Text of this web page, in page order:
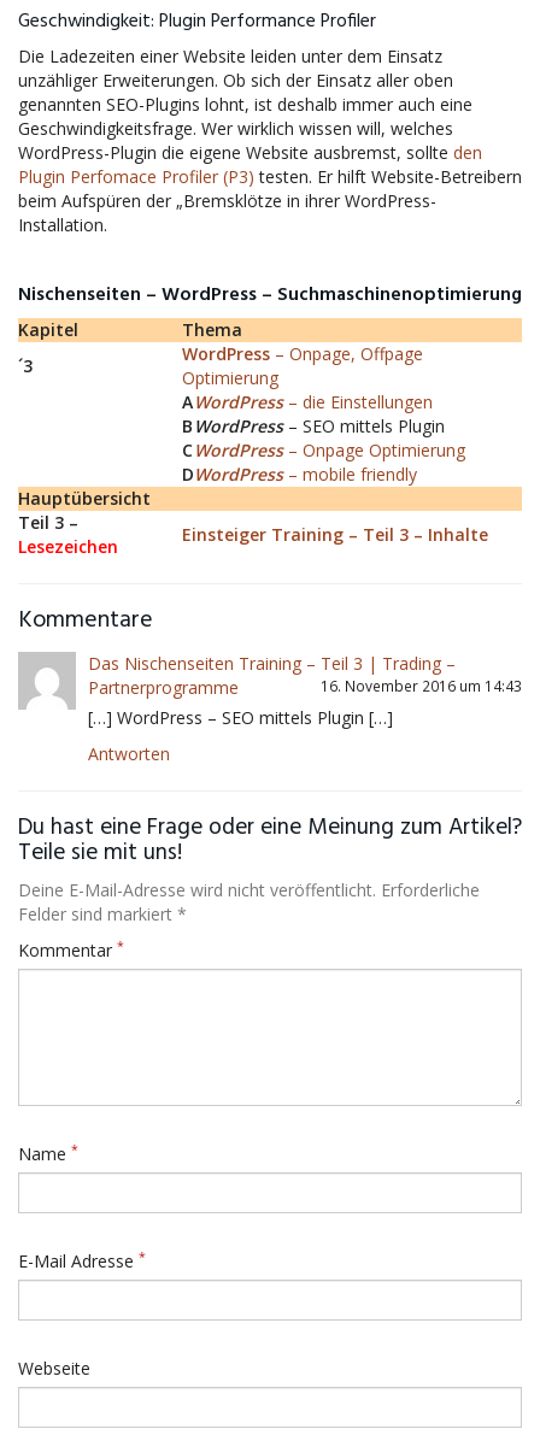
Geschwindigkeit: Plugin Performance Profiler
Die Ladezeiten einer Website leiden unter dem Einsatz
unzähliger Erweiterungen. Ob sich der Einsatz aller oben
genannten SEO-Plugins lohnt, ist deshalb immer auch eine
Geschwindigkeitsfrage. Wer wirklich wissen will, welches
WordPress-Plugin die eigene Website ausbremst, sollte den
Plugin Perfomace Profiler (P3) testen. Er hilft Website-Betreibern
beim Aufspüren der „Bremsklötze in ihrer WordPress-
Installation.
Nischenseiten – WordPress – Suchmaschinenoptimierung
Kapitel
Thema
´3
WordPress – Onpage, Offpage
Optimierung
AWordPress– die Einstellungen
B WordPress– SEO mittels Plugin
CWordPress– Onpage Optimierung
DWordPress– mobile friendly
Hauptübersicht
Teil 3 –
Lesezeichen
Einsteiger Training – Teil 3 – Inhalte
Kommentare
Das Nischenseiten Training – Teil 3 | Trading –
Partnerprogramme
16. November 2016 um 14:43
[…] WordPress – SEO mittels Plugin […]
Antworten
Du hast eine Frage oder eine Meinung zum Artikel?
Teile sie mit uns!
Deine E-Mail-Adresse wird nicht veröffentlicht. Erforderliche
Felder sind markiert *
Kommentar *
Name *
E-Mail Adresse *
Webseite